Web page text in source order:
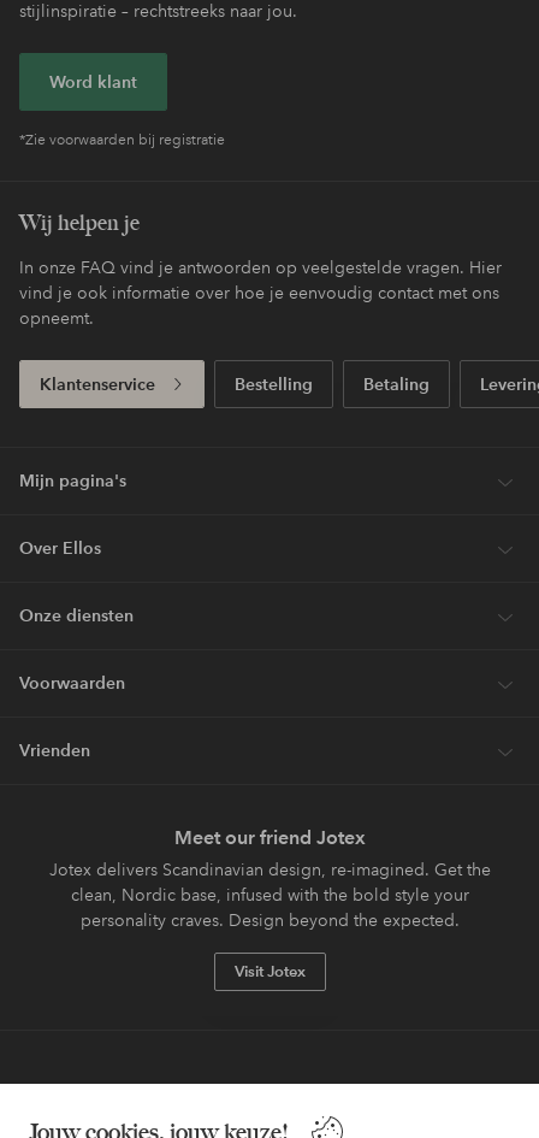
Jouw cookies, jouw keuze!
stijlinspiratie – rechtstreeks naar jou.
Word klant
*Zie voorwaarden bij registratie
Wij helpen je
In onze FAQ vind je antwoorden op veelgestelde vragen. Hier
vind je ook informatie over hoe je eenvoudig contact met ons
opneemt.
Klantenservice Bestelling Betaling
Mijn pagina's
Over Ellos
Onze diensten
Voorwaarden
Vrienden
Meet our friend Jotex
Jotex delivers Scandinavian design, re-imagined. Get the
clean, Nordic base, infused with the bold style your
personality craves. Design beyond the expected.
Visit Jotex